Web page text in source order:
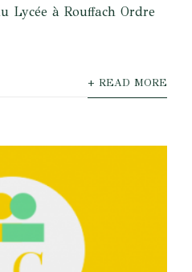
Lycée à Rouffach Ordre
+ READ MORE